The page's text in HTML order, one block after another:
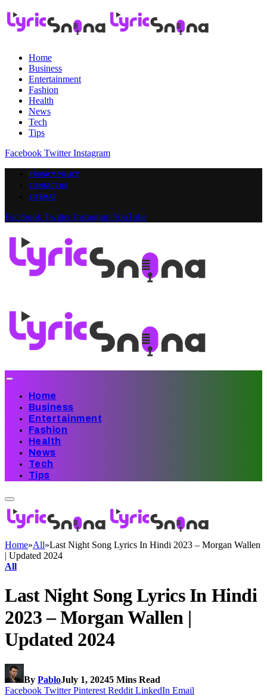
Home
Business
Entertainment
Fashion
Health
News
Tech
Tips
Facebook Twitter Instagram
PRIVACY POLICY
CONTACT US
SITEMAP
Facebook Twitter InstagramYouTube
Home
Business
Entertainment
Fashion
Health
News
Tech
Tips
Home»All»Last Night Song Lyrics In Hindi 2023 – Morgan Wallen
| Updated 2024
All
Last Night Song Lyrics In Hindi
2023 – Morgan Wallen |
Updated 2024
By PabloJuly 1, 20245 Mins Read
Facebook Twitter Pinterest Reddit LinkedIn Email